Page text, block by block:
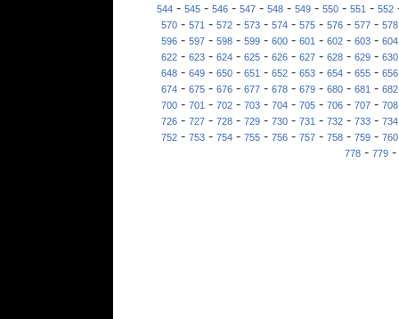
544 - 545 - 546 - 547 - 548 - 549 - 550 - 551 - 552
570- 571- 572- 573- 574- 575- 576- 577- 578
596 - 597 - 598 - 599 - 600 - 601 - 602 - 603 - 604
622- 623- 624- 625- 626- 627- 628- 629- 630
648- 649- 650- 651- 652- 653- 654- 655- 656
674- 675- 676- 677- 678- 679- 680- 681- 682
700 - 701 - 702 - 703 - 704 - 705 - 706 - 707 - 708
726- 727- 728- 729- 730- 731- 732- 733- 734
752- 753- 754- 755- 756- 757- 758- 759- 760
778- 779-